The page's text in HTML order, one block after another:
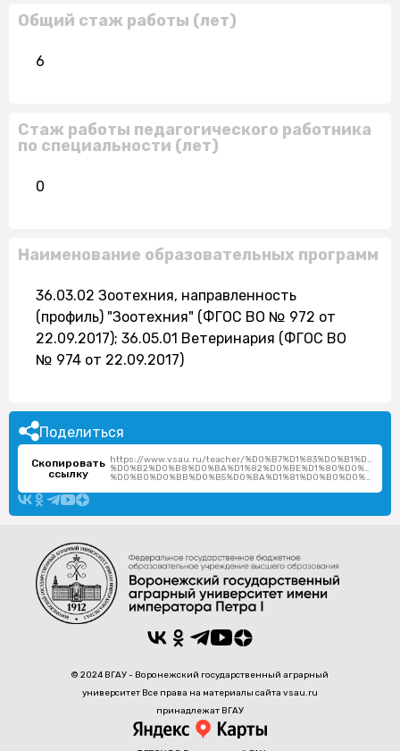
Общий стаж работы (лет)
6
Стаж работы педагогического работника
по специальности (лет)
0
Наименование образовательных программ
36.03.02 Зоотехния, направленность
(профиль) "Зоотехния" (ФГОС ВО № 972 от
22.09.2017); 36.05.01 Ветеринария (ФГОС ВО
№ 974 от 22.09.2017)
Поделиться
Скопировать
ссылку
https://www.vsau.ru/teacher/
%D0%B0%D0%BB%D0%B5%D0%BA%D1%81%D0%B0%D0%BD%D0%B4%D1%80%D0%BE%D0%B2%D0%BD%D0%B0/
© 2024 ВГАУ - Воронежский государственный аграрный
университет Все права на материалы сайта vsau.ru
принадлежат ВГАУ